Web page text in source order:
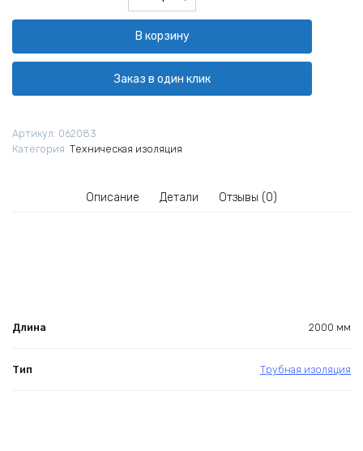
товара
трубная
K-
Flex
ST
2
В корзину
Заказ в один клик
Артикул: 062083
Категория: Техническая изоляция
Описание Детали Отзывы (0)
Длина 2000 мм
Тип Трубная изоляция